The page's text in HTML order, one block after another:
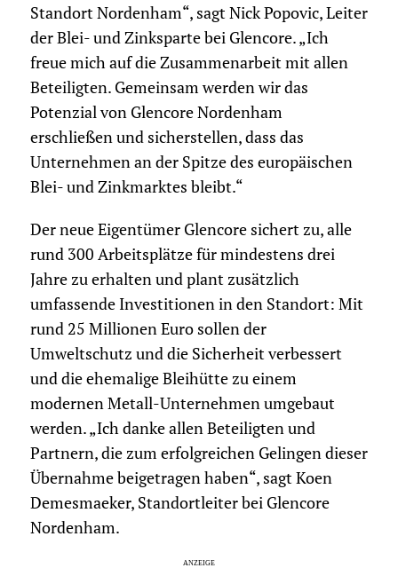
Standort Nordenham“, sagt Nick Popovic, Leiter
der Blei- und Zinksparte bei Glencore. „Ich
freue mich auf die Zusammenarbeit mit allen
Beteiligten. Gemeinsam werden wir das
Potenzial von Glencore Nordenham
erschließen und sicherstellen, dass das
Unternehmen an der Spitze des europäischen
Blei- und Zinkmarktes bleibt.“
Der neue Eigentümer Glencore sichert zu, alle
rund 300 Arbeitsplätze für mindestens drei
Jahre zu erhalten und plant zusätzlich
umfassende Investitionen in den Standort: Mit
rund 25 Millionen Euro sollen der
Umweltschutz und die Sicherheit verbessert
und die ehemalige Bleihütte zu einem
modernen Metall-Unternehmen umgebaut
werden. „Ich danke allen Beteiligten und
Partnern, die zum erfolgreichen Gelingen dieser
Übernahme beigetragen haben“, sagt Koen
Demesmaeker, Standortleiter bei Glencore
Nordenham.